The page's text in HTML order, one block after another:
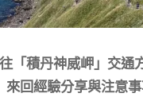
往「積丹神威岬」交通
來回經驗分享與注意